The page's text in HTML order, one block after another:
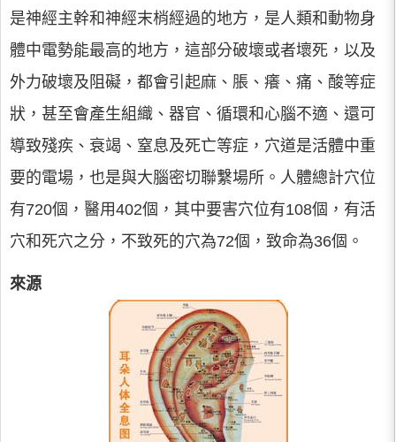
是神經主幹和神經末梢經過的地方，是人類和動物身
體中電勢能最高的地方，這部分破壞或者壞死，以及
外力破壞及阻礙，都會引起麻、脹、癢、痛、酸等症
狀，甚至會產生組織、器官、循環和心腦不適、還可
導致殘疾、衰竭、窒息及死亡等症，穴道是活體中重
要的電場，也是與大腦密切聯繫場所。人體總計穴位
有720個，醫用402個，其中要害穴位有108個，有活
穴和死穴之分，不致死的穴為72個，致命為36個。
來源